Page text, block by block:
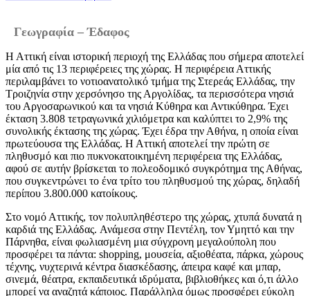
Γεωγραφία – Έδαφος
Η Αττική είναι ιστορική περιοχή της Ελλάδας που σήμερα αποτελεί
μία από τις 13 περιφέρειες της χώρας. Η περιφέρεια Αττικής
περιλαμβάνει το νοτιοανατολικό τμήμα της Στερεάς Ελλάδας, την
Τροιζηνία στην χερσόνησο της Αργολίδας, τα περισσότερα νησιά
του Αργοσαρωνικού και τα νησιά Κύθηρα και Αντικύθηρα. Έχει
έκταση 3.808 τετραγωνικά χιλιόμετρα και καλύπτει το 2,9% της
συνολικής έκτασης της χώρας. Έχει έδρα την Αθήνα, η οποία είναι
πρωτεύουσα της Ελλάδας. Η Αττική αποτελεί την πρώτη σε
πληθυσμό και πιο πυκνοκατοικημένη περιφέρεια της Ελλάδας,
αφού σε αυτήν βρίσκεται το πολεοδομικό συγκρότημα της Αθήνας,
που συγκεντρώνει το ένα τρίτο του πληθυσμού της χώρας, δηλαδή
περίπου 3.800.000 κατοίκους.
Στο νομό Αττικής, τον πολυπληθέστερο της χώρας, χτυπά δυνατά η
καρδιά της Ελλάδας. Ανάμεσα στην Πεντέλη, τον Υμηττό και την
Πάρνηθα, είναι φωλιασμένη μια σύγχρονη μεγαλούπολη που
προσφέρει τα πάντα: shopping, μουσεία, αξιοθέατα, πάρκα, χώρους
τέχνης, νυχτερινά κέντρα διασκέδασης, άπειρα καφέ και μπαρ,
σινεμά, θέατρα, εκπαιδευτικά ιδρύματα, βιβλιοθήκες και ό,τι άλλο
μπορεί να αναζητά κάποιος. Παράλληλα όμως προσφέρει εύκολη